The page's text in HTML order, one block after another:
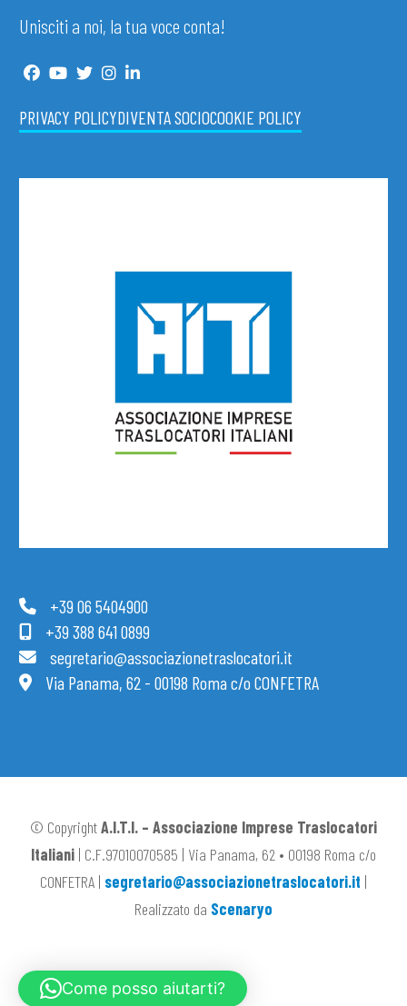
Unisciti a noi, la tua voce conta!
PRIVACY POLICYDIVENTA SOCIOCOOKIE POLICY
+39 06 5404900
+39 388 641 0899
segretario@associazionetraslocatori.it
Via Panama, 62 - 00198 Roma c/o CONFETRA
© CopyrightA.I.T.I. – Associazione Imprese Traslocatori
Italiani | C.F.97010070585 | Via Panama, 62 • 00198 Roma c/o
CONFETRA | segretario@associazionetraslocatori.it |
Realizzato da Scenaryo
Come posso aiutarti?